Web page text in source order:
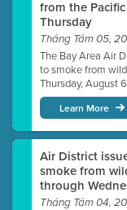
from the
Thursday
Tháng Tám 05,
The Bay Area Air
to smoke from
Thursday, August
Learn More
Air District
smoke from
through
Tháng Tám 04,